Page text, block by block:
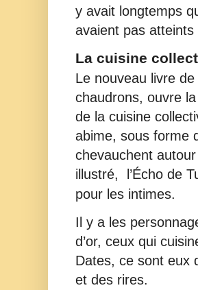
y avait longtemps
avaient pas
La cuisine
Le nouveau livre
chaudrons, ouvre
de la cuisine
abime, sous forme
chevauchent
illustré,
l’Écho de
pour les intimes.
Il y a les
d’or, ceux qui
Dates, ce sont eux
et des rires.